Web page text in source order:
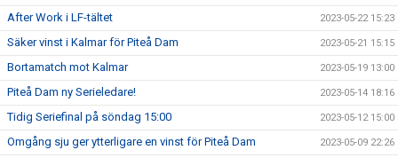
After Work i LF-tältet 2023-05-22 15:23
Säker vinst i Kalmar för Piteå Dam 2023-05-21 15:15
Bortamatch mot Kalmar 2023-05-19 13:00
Piteå Dam ny Serieledare! 2023-05-14 18:16
Tidig Seriefinal på söndag 15:00 2023-05-12 15:00
Omgång sju ger ytterligare en vinst för Piteå Dam 2023-05-09 22:26